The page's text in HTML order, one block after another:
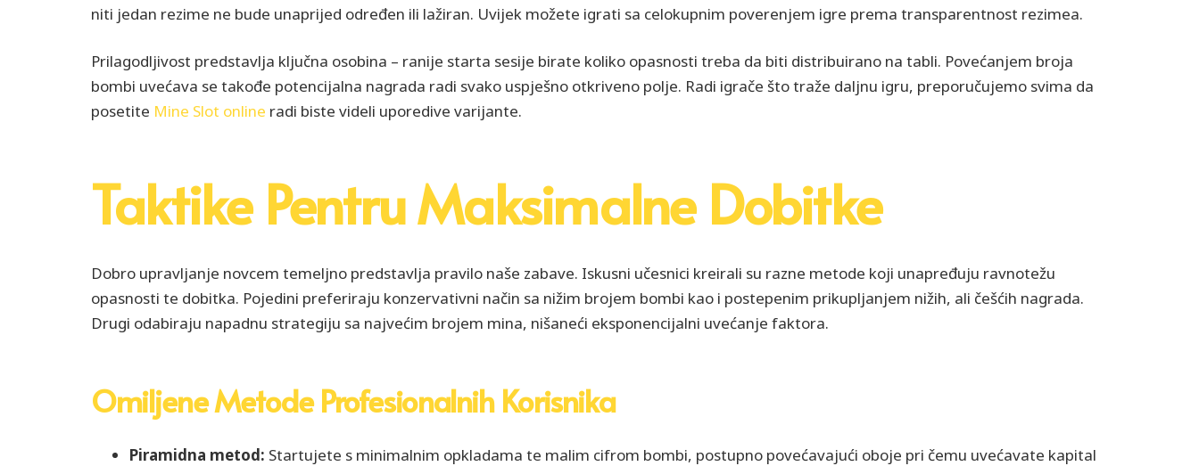
niti jedan rezime ne bude unaprijed određen ili lažiran. Uvijek možete igrati sa celokupnim poverenjem igre prema transparentnost rezimea.
Prilagodljivost predstavlja ključna osobina – ranije starta sesije birate koliko opasnosti treba da biti distribuirano na tabli. Povećanjem broja
bombi uvećava se takođe potencijalna nagrada radi svako uspješno otkriveno polje. Radi igrače što traže daljnu igru, preporučujemo svima da
posetite Mine Slot online radi biste videli uporedive varijante.
Taktike Pentru Maksimalne Dobitke
Dobro upravljanje novcem temeljno predstavlja pravilo naše zabave. Iskusni učesnici kreirali su razne metode koji unapređuju ravnotežu
opasnosti te dobitka. Pojedini preferiraju konzervativni način sa nižim brojem bombi kao i postepenim prikupljanjem nižih, ali češćih nagrada.
Drugi odabiraju napadnu strategiju sa najvećim brojem mina, nišaneći eksponencijalni uvećanje faktora.
Omiljene Metode Profesionalnih Korisnika
Piramidna metod: Startujete s minimalnim opkladama te malim cifrom bombi, postupno povećavajući oboje pri čemu uvećavate kapital